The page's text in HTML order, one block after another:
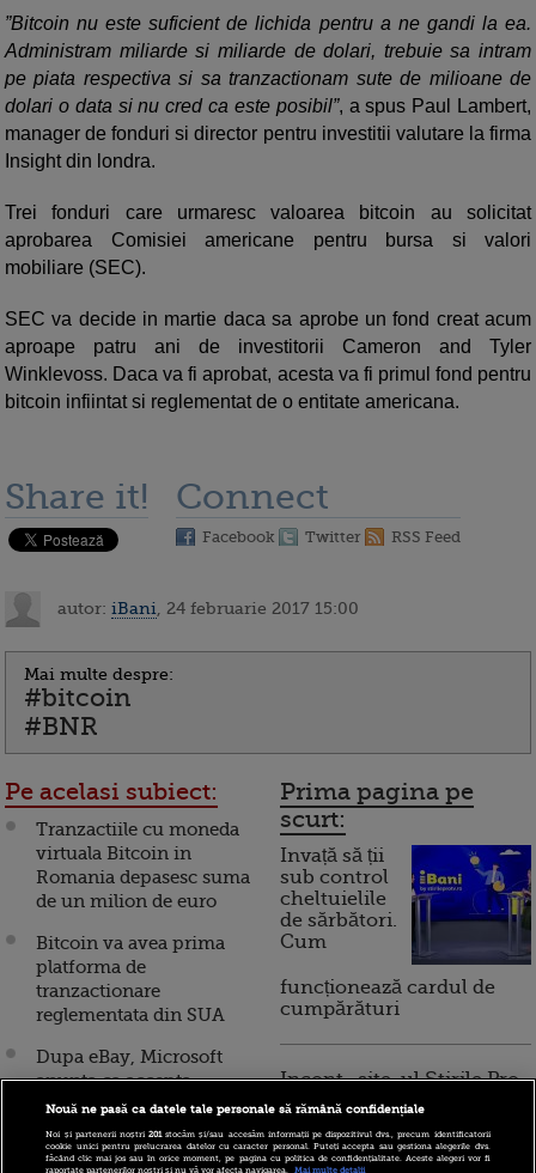
”Bitcoin nu este suficient de lichida pentru a ne gandi la ea.
Administram miliarde si miliarde de dolari, trebuie sa intram
pe piata respectiva si sa tranzactionam sute de milioane de
dolari o data si nu cred ca este posibil”, a spus Paul Lambert,
manager de fonduri si director pentru investitii valutare la firma
Insight din londra.
Trei fonduri care urmaresc valoarea bitcoin au solicitat
aprobarea Comisiei americane pentru bursa si valori
mobiliare (SEC).
SEC va decide in martie daca sa aprobe un fond creat acum
aproape patru ani de investitorii Cameron and Tyler
Winklevoss. Daca va fi aprobat, acesta va fi primul fond pentru
bitcoin infiintat si reglementat de o entitate americana.
Share it! Connect
Facebook Twitter RSS Feed
autor: iBani , 24 februarie 2017 15:00
Mai multe despre:
#bitcoin
#BNR
Pe acelasi subiect:
Tranzactiile cu moneda
virtuala Bitcoin in
Romania depasesc suma
de un milion de euro
Bitcoin va avea prima
platforma de
tranzactionare
reglementata din SUA
Dupa eBay, Microsoft
anunta ca accepta
bitcoin pentru plata
jocurilor si a aplicatiilor
Prima pagina pe
scurt:
Invață să ții
sub control
cheltuielile
de sărbători.
Cum
funcționează cardul de
cumpărături
Incont , site-ul Știrile Pro
TV de informații
economice și educație
financiară, a devenit iBani
Nouă ne pasă ca datele tale personale să rămână confidențiale
Noi și partenerii noștri201stocăm și/sau accesăm informații pe dispozitivul dvs., precum identificatorii
cookie unici pentru prelucrarea datelor cu caracter personal. Puteți accepta sau gestiona alegerile dvs.
făcând clic mai jos sau în orice moment, pe pagina cu politica de confidențialitate. Aceste alegeri vor fi
raportate partenerilor noștri și nu vă vor afecta navigarea.
Mai multe detalii